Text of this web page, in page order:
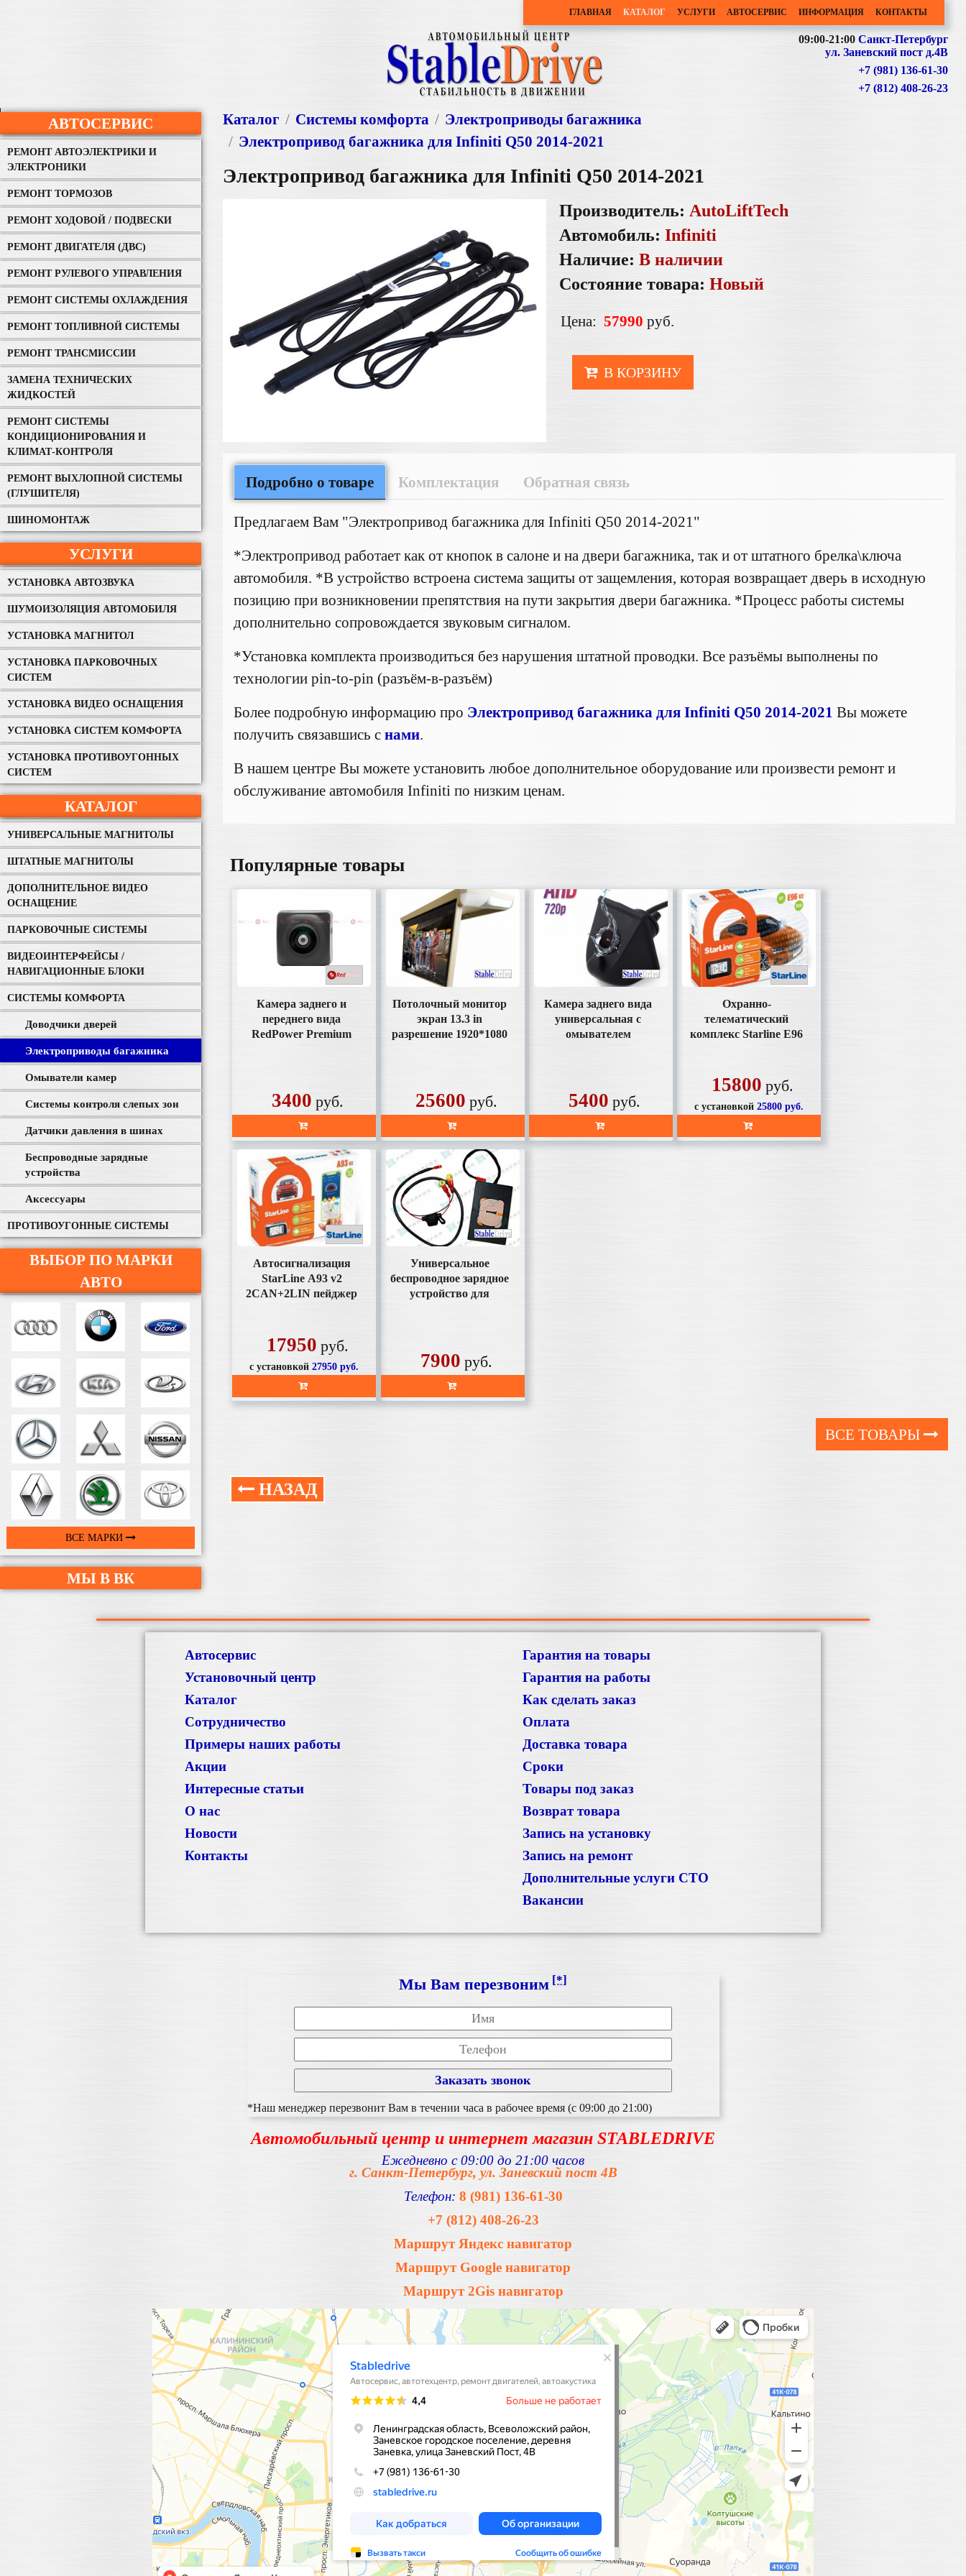
ГЛАВНАЯ КАТАЛОГ УСЛУГИ АВТОСЕРВИС ИНФОРМАЦИЯ КОНТАКТЫ
09:00-21:00 Санкт-Петербург
ул. Заневский пост д.4В
+7 (981) 136-61-30
+7 (812) 408-26-23
АВТОСЕРВИС
РЕМОНТ АВТОЭЛЕКТРИКИ И
ЭЛЕКТРОНИКИ
РЕМОНТ ТОРМОЗОВ
РЕМОНТ ХОДОВОЙ / ПОДВЕСКИ
РЕМОНТ ДВИГАТЕЛЯ (ДВС)
РЕМОНТ РУЛЕВОГО УПРАВЛЕНИЯ
РЕМОНТ СИСТЕМЫ ОХЛАЖДЕНИЯ
РЕМОНТ ТОПЛИВНОЙ СИСТЕМЫ
РЕМОНТ ТРАНСМИССИИ
ЗАМЕНА ТЕХНИЧЕСКИХ
ЖИДКОСТЕЙ
РЕМОНТ СИСТЕМЫ
КОНДИЦИОНИРОВАНИЯ И
КЛИМАТ-КОНТРОЛЯ
РЕМОНТ ВЫХЛОПНОЙ СИСТЕМЫ
(ГЛУШИТЕЛЯ)
ШИНОМОНТАЖ
УСЛУГИ
УСТАНОВКА АВТОЗВУКА
ШУМОИЗОЛЯЦИЯ АВТОМОБИЛЯ
УСТАНОВКА МАГНИТОЛ
УСТАНОВКА ПАРКОВОЧНЫХ
СИСТЕМ
УСТАНОВКА ВИДЕО ОСНАЩЕНИЯ
УСТАНОВКА СИСТЕМ КОМФОРТА
УСТАНОВКА ПРОТИВОУГОННЫХ
СИСТЕМ
КАТАЛОГ
УНИВЕРСАЛЬНЫЕ МАГНИТОЛЫ
ШТАТНЫЕ МАГНИТОЛЫ
ДОПОЛНИТЕЛЬНОЕ ВИДЕО
ОСНАЩЕНИЕ
ПАРКОВОЧНЫЕ СИСТЕМЫ
ВИДЕОИНТЕРФЕЙСЫ /
НАВИГАЦИОННЫЕ БЛОКИ
СИСТЕМЫ КОМФОРТА
Доводчики дверей
Электроприводы багажника
Омыватели камер
Системы контроля слепых зон
Датчики давления в шинах
Беспроводные зарядные
устройства
Аксессуары
ПРОТИВОУГОННЫЕ СИСТЕМЫ
ВЫБОР ПО МАРКИ
АВТО
ВСЕ МАРКИ
МЫ В ВК
Каталог Системы комфорта
Электроприводы багажника
Электропривод багажника для Infiniti Q50 2014-2021
Электропривод багажника для Infiniti Q50 2014-2021
Производитель: AutoLiftTech
Автомобиль:Infiniti
Наличие:В наличии
Состояние товара:Новый
Цена:57990 руб.
В КОРЗИНУ
Подробно о товаре Комплектация Обратная связь
Предлагаем Вам "Электропривод багажника для Infiniti Q50 2014-2021"
*Электропривод работает как от кнопок в салоне и на двери багажника, так и от штатного брелка\ключа
автомобиля. *В устройство встроена система защиты от защемления, которая возвращает дверь в исходную
позицию при возникновении препятствия на пути закрытия двери багажника. *Процесс работы системы
дополнительно сопровождается звуковым сигналом.
*Установка комплекта производиться без нарушения штатной проводки. Все разъёмы выполнены по
технологии pin-to-pin (разъём-в-разъём)
Более подробную информацию про Электропривод багажника для Infiniti Q50 2014-2021 Вы можете
получить связавшись снами.
В нашем центре Вы можете установить любое дополнительное оборудование или произвести ремонт и
обслуживание автомобиля Infiniti по низким ценам.
Популярные товары
Камера заднего и
переднего вида
RedPower Premium
3400 руб.
Потолочный монитор
экран 13.3 in
разрешение 1920*1080
25600 руб.
Камера заднего вида
универсальная с
омывателем
5400 руб.
Охранно-
телематический
комплекс Starline Е96
автозапуск
15800 руб.
с установкой25800 руб.
Автосигнализация
StarLine А93 v2
2CAN+2LIN пейджер
17950 руб.
с установкой27950 руб.
Универсальное
беспроводное зарядное
устройство для
7900 руб.
ВСЕ ТОВАРЫ
НАЗАД
Автосервис
Установочный центр
Каталог
Сотрудничество
Примеры наших работы
Акции
Интересные статьи
О нас
Новости
Контакты
Гарантия на товары
Гарантия на работы
Как сделать заказ
Оплата
Доставка товара
Сроки
Товары под заказ
Возврат товара
Запись на установку
Запись на ремонт
Дополнительные услуги СТО
Вакансии
Мы Вам перезвоним [*]
*Наш менеджер перезвонит Вам в течении часа в рабочее время (с 09:00 до 21:00)
Автомобильный центр и интернет магазин STABLEDRIVE
Ежедневно с 09:00 до 21:00 часов
г. Санкт-Петербург, ул. Заневский пост 4В
Телефон: 8 (981) 136-61-30
+7 (812) 408-26-23
Маршрут Яндекс навигатор
Маршрут Google навигатор
Маршрут 2Gis навигатор